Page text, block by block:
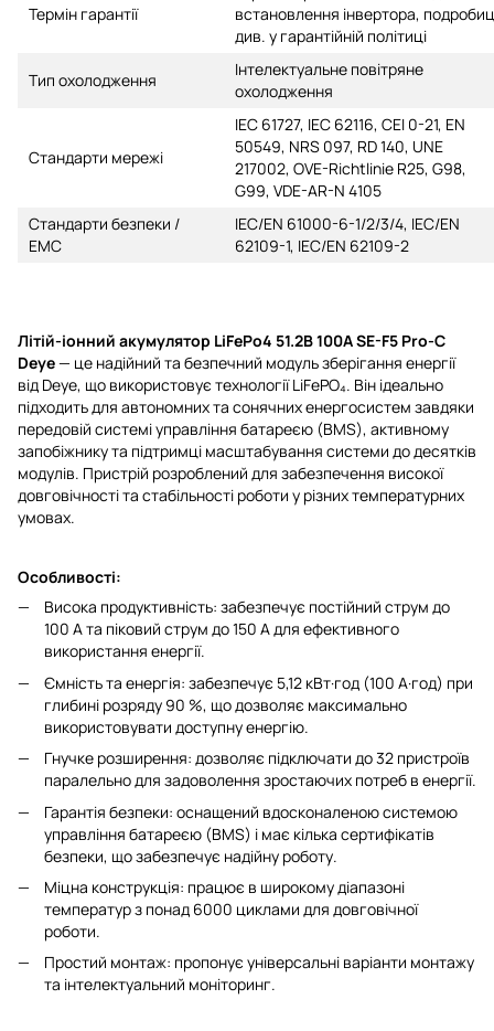
Термін гарантії
встановлення інвертора,
див. у гарантійній політиці
Тип охолодження
Інтелектуальне повітряне
охолодження
Стандарти мережі
IEC 61727, IEC 62116, CEI 0-21, EN
50549, NRS 097, RD 140, UNE
217002, OVE-Richtlinie R25, G98,
G99, VDE-AR-N 4105
Стандарти безпеки /
ЕМС
IEC/EN 61000-6-1/2/3/4, IEC/EN
62109-1, IEC/EN 62109-2
Літій-іонний акумулятор LiFePo4 51.2В 100A SE-F5 Pro-С
Deye— це надійний та безпечний модуль зберігання енергії
від Deye, що використовує технології LiFePO₄. Він ідеально
підходить для автономних та сонячних енергосистем завдяки
передовій системі управління батареєю (BMS), активному
запобіжнику та підтримці масштабування системи до десятків
модулів. Пристрій розроблений для забезпечення високої
довговічності та стабільності роботи у різних температурних
умовах.
Особливості:
Висока продуктивність: забезпечує постійний струм до
100 А та піковий струм до 150 А для ефективного
використання енергії.
Ємність та енергія: забезпечує 5,12 кВт·год (100 А·год) при
глибині розряду 90 %, що дозволяє максимально
використовувати доступну енергію.
Гнучке розширення: дозволяє підключати до 32 пристроїв
паралельно для задоволення зростаючих потреб в енергії.
Гарантія безпеки: оснащений вдосконаленою системою
управління батареєю (BMS) і має кілька сертифікатів
безпеки, що забезпечує надійну роботу.
Міцна конструкція: працює в широкому діапазоні
температур з понад 6000 циклами для довговічної
роботи.
Простий монтаж: пропонує універсальні варіанти монтажу
та інтелектуальний моніторинг.